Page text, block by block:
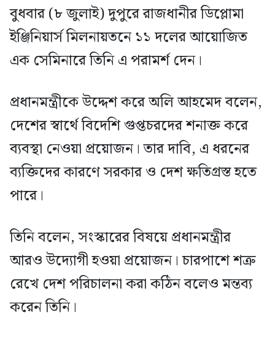
বুধবার (৮ জুলাই) দুপুরে রাজধানীর ডিপ্লোমা
ইঞ্জিনিয়ার্স মিলনায়তনে ১১ দলের আয়োজিত
এক সেমিনারে তিনি এ পরামর্শ দেন।
প্রধানমন্ত্রীকে উদ্দেশ করে অলি আহমেদ বলেন,
দেশের স্বার্থে বিদেশি গুপ্তচরদের শনাক্ত করে
ব্যবস্থা নেওয়া প্রয়োজন। তার দাবি, এ ধরনের
ব্যক্তিদের কারণে সরকার ও দেশ ক্ষতিগ্রস্ত হতে
পারে।
তিনি বলেন, সংস্কারের বিষয়ে প্রধানমন্ত্রীর
আরও উদ্যোগী হওয়া প্রয়োজন। চারপাশে শত্রু
রেখে দেশ পরিচালনা করা কঠিন বলেও মন্তব্য
করেন তিনি।